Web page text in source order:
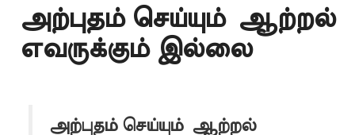
அற்புதம் செய்யும் ஆற்றல்
எவருக்கும் இல்லை
அற்புதம் செய்யும் ஆற்றல்